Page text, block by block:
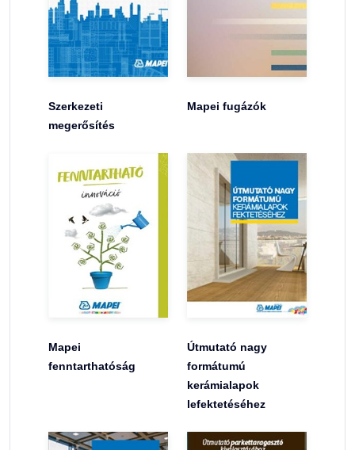
Szerkezeti
megerősítés
Mapei fugázók
Mapei
fenntarthatóság
Útmutató nagy
formátumú
kerámialapok
lefektetéséhez